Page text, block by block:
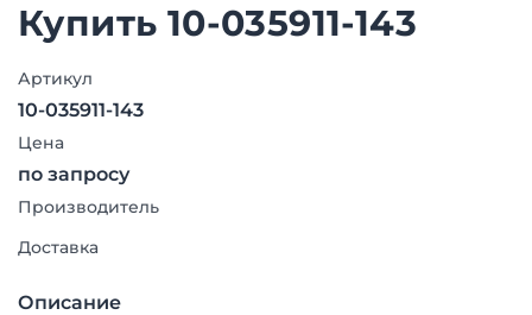
Купить 10-035911-143
Артикул
10-035911-143
Цена
по запросу
Производитель
Доставка
Описание